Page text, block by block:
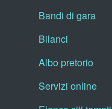
Bandi di gara
Bilanci
Albo pretorio
Servizi online